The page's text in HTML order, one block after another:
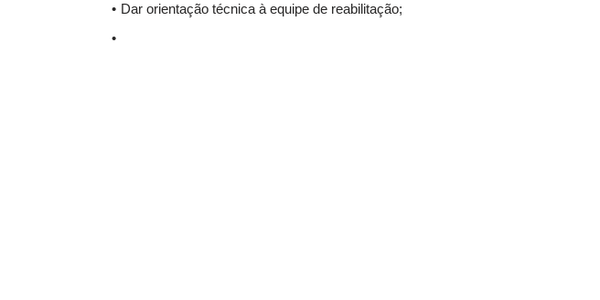
Dar orientação técnica à equipe de reabilitação;